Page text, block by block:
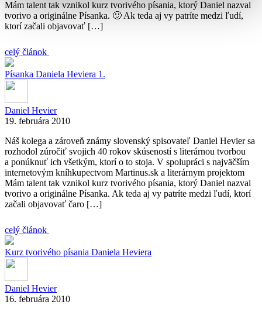
Mám talent tak vznikol kurz tvorivého písania, ktorý Daniel nazval
tvorivo a originálne Písanka. 🙂 Ak teda aj vy patríte medzi ľudí,
ktorí začali objavovať […]
celý článok
Písanka Daniela Heviera 1.
Daniel Hevier
19. februára 2010
Náš kolega a zároveň známy slovenský spisovateľ Daniel Hevier sa
rozhodol zúročiť svojich 40 rokov skúseností s literárnou tvorbou
a ponúknuť ich všetkým, ktorí o to stoja. V spolupráci s najväčším
internetovým kníhkupectvom Martinus.sk a literárnym projektom
Mám talent tak vznikol kurz tvorivého písania, ktorý Daniel nazval
tvorivo a originálne Písanka. Ak teda aj vy patríte medzi ľudí, ktorí
začali objavovať čaro […]
celý článok
Kurz tvorivého písania Daniela Heviera
Daniel Hevier
16. februára 2010